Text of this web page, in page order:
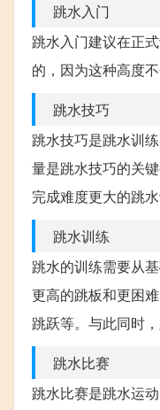
跳水入门
跳水入门建议在正
的，因为这种高度
跳水技巧
跳水技巧是跳水训
量是跳水技巧的关
完成难度更大的跳水
跳水训练
跳水的训练需要从
更高的跳板和更困
跳跃等。与此同时
跳水比赛
跳水比赛是跳水运